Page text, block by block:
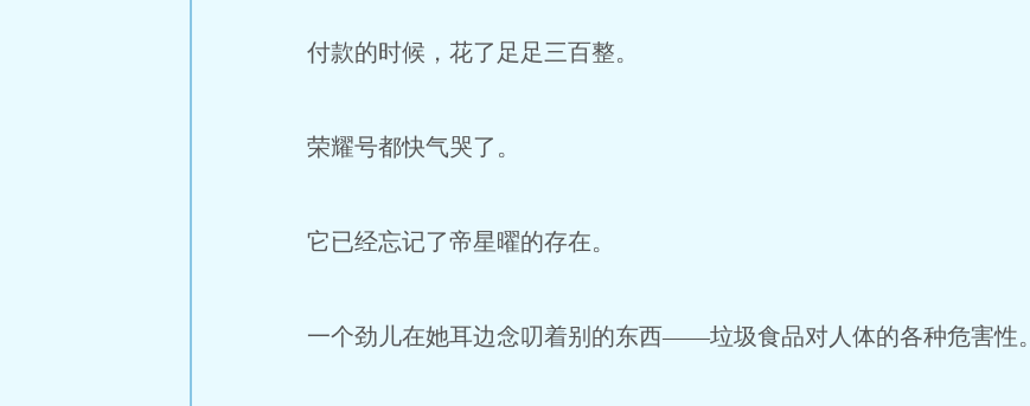
付款的时候，花了足足三百整。
荣耀号都快气哭了。
它已经忘记了帝星曜的存在。
一个劲儿在她耳边念叨着别的东西——垃圾食品对人体的各种危害性。